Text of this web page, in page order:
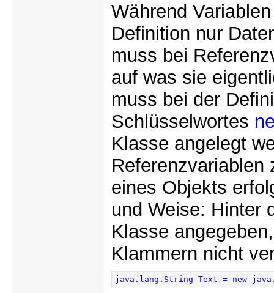
Während
Definition nur
muss bei
auf was sie
muss bei der
Schlüsselwortes
Klasse angelegt
Referenzvariablen
eines Objekts
und Weise: Hinter
Klasse
Klammern nicht
java.lang.String Text = new